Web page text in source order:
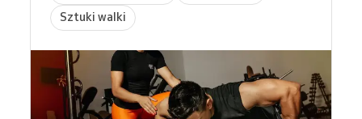
Sztuki walki